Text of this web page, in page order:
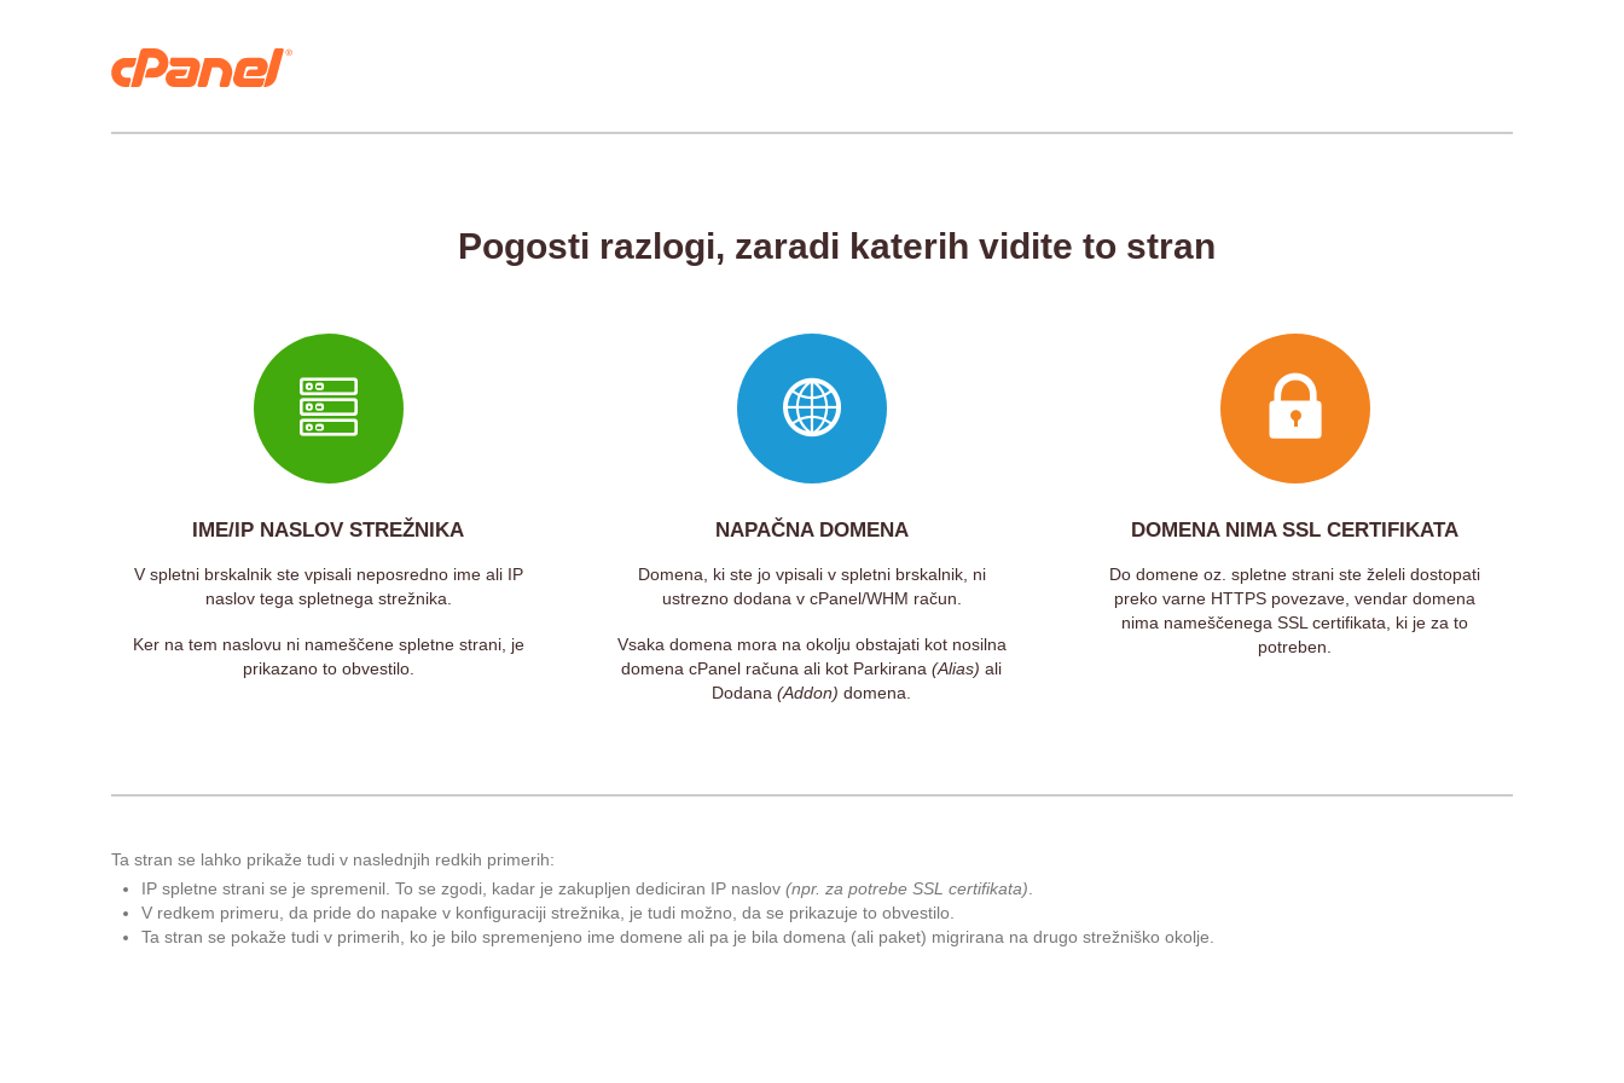
Pogosti razlogi, zaradi katerih vidite to stran
IME/IP NASLOV STREŽNIKA
V spletni brskalnik ste vpisali neposredno ime ali IP
naslov tega spletnega strežnika.
Ker na tem naslovu ni nameščene spletne strani, je
prikazano to obvestilo.
NAPAČNA DOMENA
Domena, ki ste jo vpisali v spletni brskalnik, ni
ustrezno dodana v cPanel/WHM račun.
Vsaka domena mora na okolju obstajati kot nosilna
domena cPanel računa ali kot Parkirana(Alias) ali
Dodana(Addon) domena.
DOMENA NIMA SSL CERTIFIKATA
Do domene oz. spletne strani ste želeli dostopati
preko varne HTTPS povezave, vendar domena
nima nameščenega SSL certifikata, ki je za to
potreben.
Ta stran se lahko prikaže tudi v naslednjih redkih primerih:
IP spletne strani se je spremenil. To se zgodi, kadar je zakupljen dediciran IP naslov (npr. za potrebe SSL certifikata)
V redkem primeru, da pride do napake v konfiguraciji strežnika, je tudi možno, da se prikazuje to obvestilo.
Ta stran se pokaže tudi v primerih, ko je bilo spremenjeno ime domene ali pa je bila domena (ali paket) migrirana na drugo strežniško okolje.